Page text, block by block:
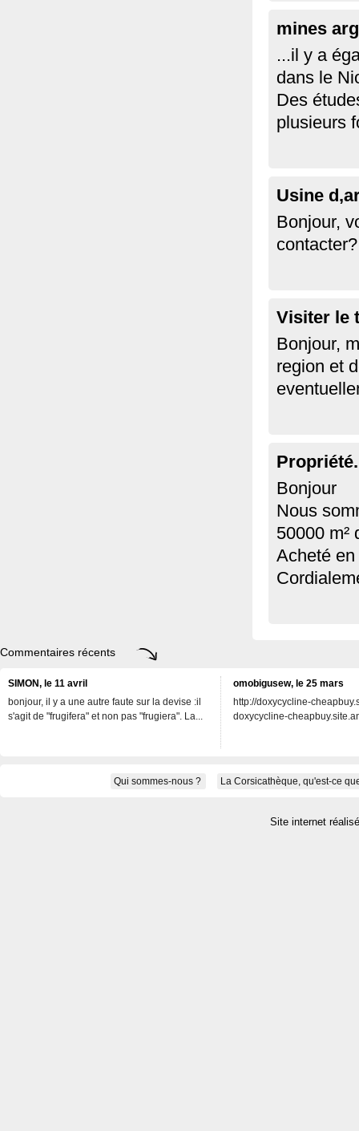
mines
...il y a
dans le
Des
plusieurs
Usine
Bonjour,
contacter?
Visiter le
Bonjour,
region et
Bonjour
Nous
50000 m²
Acheté
Commentaires récents
SIMON, le 11 avril
bonjour, il y a une autre faute sur la devise :il
s'agit de "frugifera" et non pas "frugiera". La...
omobigusew, le 25 mars
http://doxycycline-
doxycycline-
Qui sommes-nous ? La Corsicathèque, qu'est-ce
Site internet